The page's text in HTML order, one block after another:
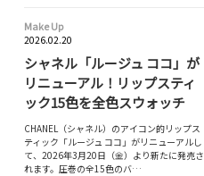
Make Up
2026.02.20
シャネル「ルージュ ココ」が
リニューアル！リップスティ
ック15色を全色スウォッチ
CHANEL（シャネル）のアイコン的リップス
ティック「ルージュ ココ」がリニューアルし
て、2026年3月20日（金）より新たに発売さ
れます。圧巻の全15色のバ…